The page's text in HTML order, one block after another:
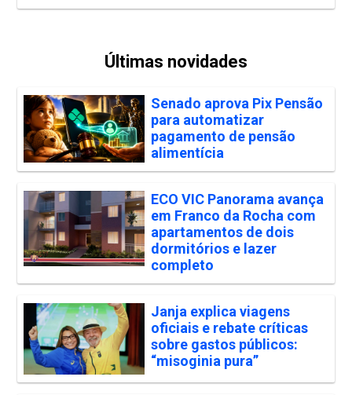
Últimas novidades
Senado aprova Pix Pensão
para automatizar
pagamento de pensão
alimentícia
ECO VIC Panorama avança
em Franco da Rocha com
apartamentos de dois
dormitórios e lazer
completo
Janja explica viagens
oficiais e rebate críticas
sobre gastos públicos:
“misoginia pura”